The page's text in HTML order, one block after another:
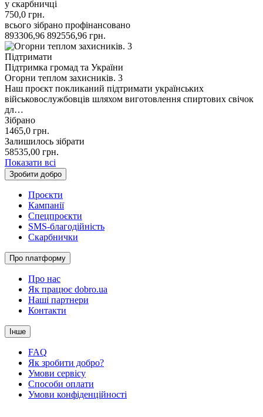
у скарбничці
750,0 грн.
всього зібрано профінансовано
893306,96 892556,96 грн.
Підтримати
Підтримка громад та України
Огорни теплом захисників. 3
Наш проєкт покликаний підтримати українських
військовослужбовців шляхом виготовлення спиртових свічок
дл…
Зібрано
1465,0 грн.
Залишилось зібрати
58535,00 грн.
Показати всі
Зробити добро
Проєкти
Кампанії
Спецпроєкти
SMS-благодійність
Скарбнички
Про платформу
Про нас
Як працює dobro.ua
Наші партнери
Контакти
Інше
FAQ
Як зробити добро?
Умови сервісу
Способи оплати
Умови конфіденційності